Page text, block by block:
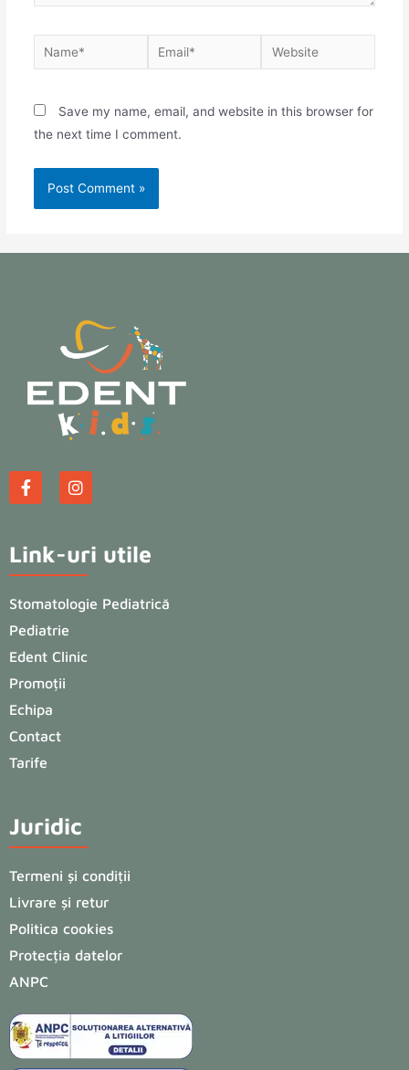
Save my name, email, and website in this browser for
the next time I comment.
Link-uri utile
Stomatologie Pediatrică
Pediatrie
Edent Clinic
Promoții
Echipa
Contact
Tarife
Juridic
Termeni și condiții
Livrare și retur
Politica cookies
Protecția datelor
ANPC